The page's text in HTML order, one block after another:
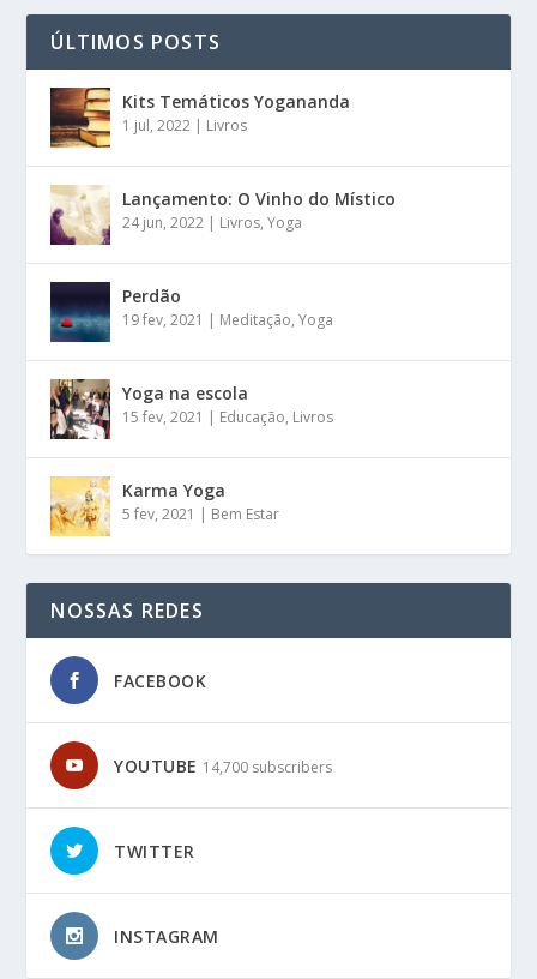
ÚLTIMOS POSTS
Kits Temáticos Yogananda
1 jul, 2022 | Livros
Lançamento: O Vinho do Místico
24 jun, 2022 | Livros,Yoga
Perdão
19 fev, 2021 | Meditação,Yoga
Yoga na escola
15 fev, 2021 | Educação, Livros
Karma Yoga
5 fev, 2021 | Bem Estar
NOSSAS REDES
FACEBOOK
YOUTUBE 14,700 subscribers
TWITTER
INSTAGRAM